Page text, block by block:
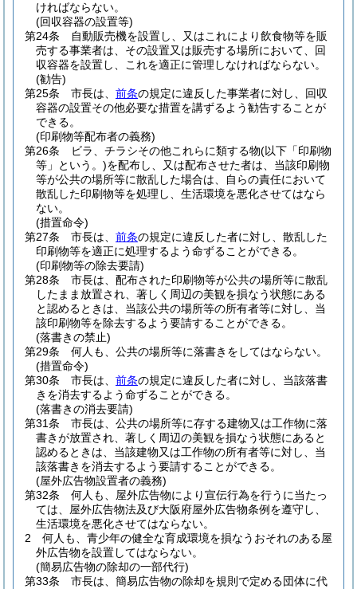
ければならない。
(回収容器の設置等)
第24条
自動販売機を設置し、又はこれにより飲食物等を販
売する事業者は、その設置又は販売する場所において、回
収容器を設置し、これを適正に管理しなければならない。
(勧告)
第25条
市長は、 前条の規定に違反した事業者に対し、回収
容器の設置その他必要な措置を講ずるよう勧告することが
できる。
(印刷物等配布者の義務)
第26条
ビラ、チラシその他これらに類する物(以下「印刷物
等」という。)を配布し、又は配布させた者は、当該印刷物
等が公共の場所等に散乱した場合は、自らの責任において
散乱した印刷物等を処理し、生活環境を悪化させてはなら
ない。
(措置命令)
第27条
市長は、 前条の規定に違反した者に対し、散乱した
印刷物等を適正に処理するよう命ずることができる。
(印刷物等の除去要請)
第28条
市長は、配布された印刷物等が公共の場所等に散乱
したまま放置され、著しく周辺の美観を損なう状態にある
と認めるときは、当該公共の場所等の所有者等に対し、当
該印刷物等を除去するよう要請することができる。
(落書きの禁止)
第29条
何人も、公共の場所等に落書きをしてはならない。
(措置命令)
第30条
市長は、 前条の規定に違反した者に対し、当該落書
きを消去するよう命ずることができる。
(落書きの消去要請)
第31条
市長は、公共の場所等に存する建物又は工作物に落
書きが放置され、著しく周辺の美観を損なう状態にあると
認めるときは、当該建物又は工作物の所有者等に対し、当
該落書きを消去するよう要請することができる。
(屋外広告物設置者の義務)
第32条
何人も、屋外広告物により宣伝行為を行うに当たっ
ては、屋外広告物法及び大阪府屋外広告物条例を遵守し、
生活環境を悪化させてはならない。
2
何人も、青少年の健全な育成環境を損なうおそれのある屋
外広告物を設置してはならない。
(簡易広告物の除却の一部代行)
第33条
市長は、簡易広告物の除却を規則で定める団体に代